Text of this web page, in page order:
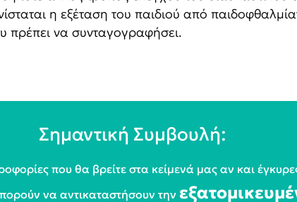
η εξέταση του παιδιού από
πρέπει να συνταγογραφήσει.
Σημαντική Συμβουλή:
που θα βρείτε στα κείμενά μας αν και
να αντικαταστήσουν την